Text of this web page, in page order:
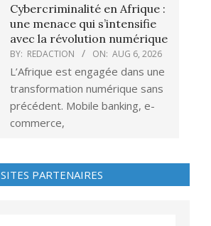
Cybercriminalité en Afrique :
une menace qui s’intensifie
avec la révolution numérique
BY: REDACTION ON: AUG 6, 2026
L’Afrique est engagée dans une
transformation numérique sans
précédent. Mobile banking, e-
commerce,
SITES PARTENAIRES